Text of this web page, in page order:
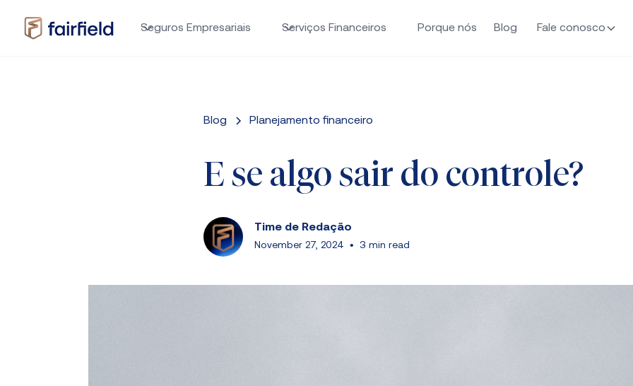
Seguros Empresariais Serviços Financeiros Porque nós Blog Fale conosco
Blog Planejamento financeiro
E se algo sair do controle?
Time de Redação
November 27, 2024 • 3 min read